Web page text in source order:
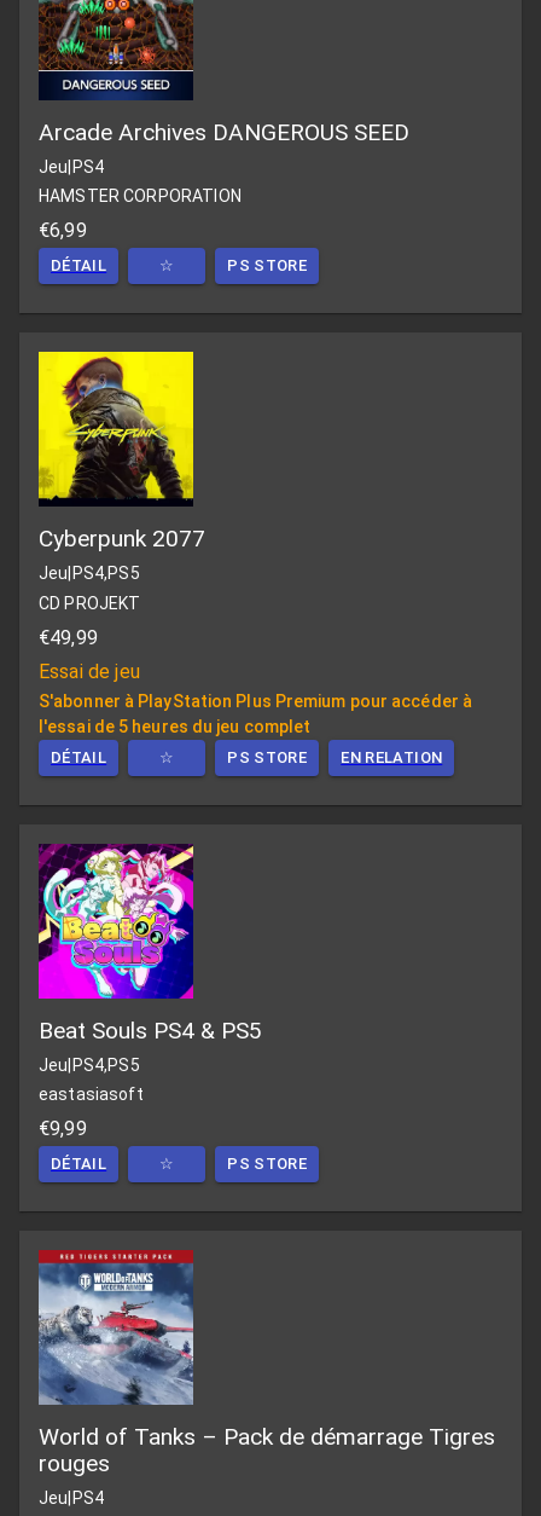
Arcade Archives DANGEROUS SEED
Jeu|PS4
HAMSTER CORPORATION
€6,99
DÉTAIL ☆ PS STORE
Cyberpunk 2077
Jeu PS4,PS5
CD PROJEKT
€49,99
Essai de jeu
S'abonner à PlayStation Plus Premium pour accéder à
l'essai de 5 heures du jeu complet
DÉTAIL ☆ PS STORE EN RELATION
Beat Souls PS4 & PS5
Jeu|PS4,PS5
eastasiasoft
€9,99
DÉTAIL ☆ PS STORE
World of Tanks – Pack de démarrage Tigres
rouges
Jeu PS4